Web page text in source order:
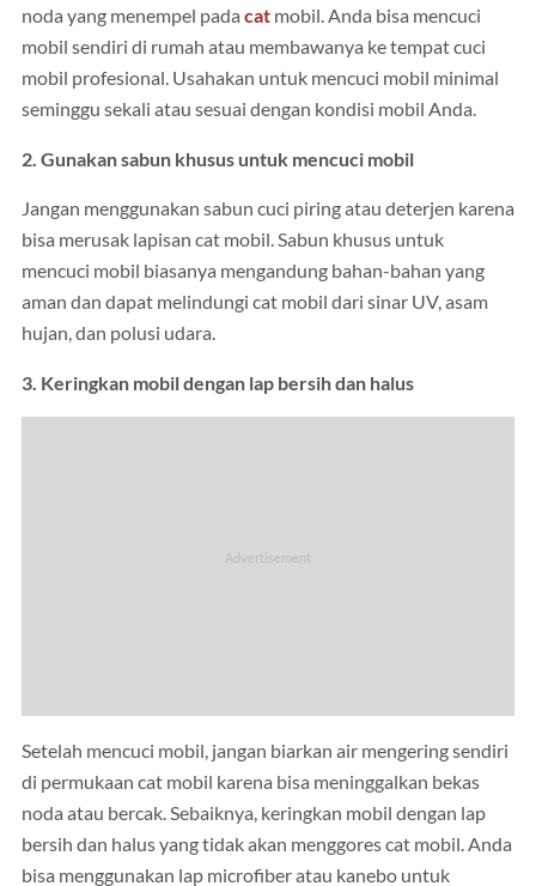
noda yang menempel pada cat mobil. Anda bisa mencuci
mobil sendiri di rumah atau membawanya ke tempat cuci
mobil profesional. Usahakan untuk mencuci mobil minimal
seminggu sekali atau sesuai dengan kondisi mobil Anda.
2. Gunakan sabun khusus untuk mencuci mobil
Jangan menggunakan sabun cuci piring atau deterjen karena
bisa merusak lapisan cat mobil. Sabun khusus untuk
mencuci mobil biasanya mengandung bahan-bahan yang
aman dan dapat melindungi cat mobil dari sinar UV, asam
hujan, dan polusi udara.
3. Keringkan mobil dengan lap bersih dan halus
Setelah mencuci mobil, jangan biarkan air mengering sendiri
di permukaan cat mobil karena bisa meninggalkan bekas
noda atau bercak. Sebaiknya, keringkan mobil dengan lap
bersih dan halus yang tidak akan menggores cat mobil. Anda
bisa menggunakan lap microfiber atau kanebo untuk